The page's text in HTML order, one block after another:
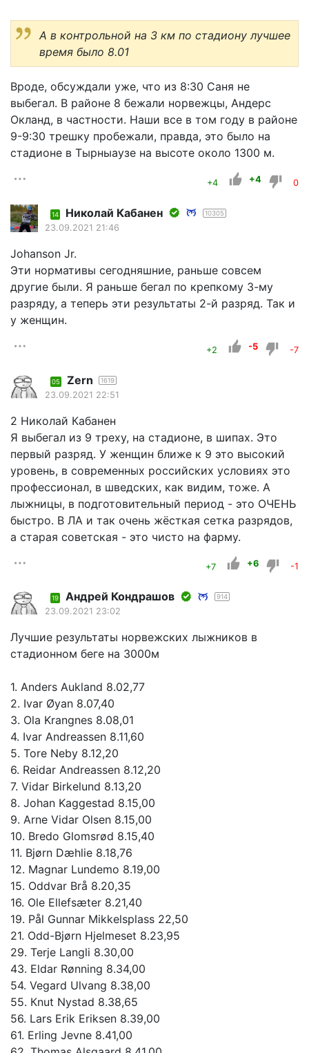
А в контрольной на 3 км по стадиону лучшее
время было 8.01
Вроде, обсуждали уже, что из 8:30 Саня не
выбегал. В районе 8 бежали норвежцы, Андерс
Окланд, в частности. Наши все в том году в районе
9-9:30 трешку пробежали, правда, это было на
стадионе в Тырныаузе на высоте около 1300 м.
+4 +4 0
14 Николай Кабанен 10305
23.09.2021 21:46
Johanson Jr.
Эти нормативы сегодняшние, раньше совсем
другие были. Я раньше бегал по крепкому 3-му
разряду, а теперь эти результаты 2-й разряд. Так и
у женщин.
+2 -5 -7
05 Zern 1619
23.09.2021 22:51
2 Николай Кабанен
Я выбегал из 9 треху, на стадионе, в шипах. Это
первый разряд. У женщин ближе к 9 это высокий
уровень, в современных российских условиях это
профессионал, в шведских, как видим, тоже. А
лыжницы, в подготовительный период - это ОЧЕНЬ
быстро. В ЛА и так очень жёсткая сетка разрядов,
а старая советская - это чисто на фарму.
+7 +6 -1
19 Андрей Кондрашов 914
23.09.2021 23:02
Лучшие результаты норвежских лыжников в
стадионном беге на 3000м
1. Anders Aukland 8.02,77
2. Ivar Øyan 8.07,40
3. Ola Krangnes 8.08,01
4. Ivar Andreassen 8.11,60
5. Tore Neby 8.12,20
6. Reidar Andreassen 8.12,20
7. Vidar Birkelund 8.13,20
8. Johan Kaggestad 8.15,00
9. Arne Vidar Olsen 8.15,00
10. Bredo Glomsrød 8.15,40
11. Bjørn Dæhlie 8.18,76
12. Magnar Lundemo 8.19,00
15. Oddvar Brå 8.20,35
16. Ole Ellefsæter 8.21,40
19. Pål Gunnar Mikkelsplass 22,50
21. Odd-Bjørn Hjelmeset 8.23,95
29. Terje Langli 8.30,00
43. Eldar Rønning 8.34,00
54. Vegard Ulvang 8.38,00
55. Кnut Nystad 8.38,65
56. Lars Erik Eriksen 8.39,00
61. Erling Jevne 8.41,00